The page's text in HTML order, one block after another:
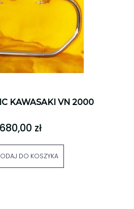
KAWASAKI VN 2000
680,00 zł
DO KOSZYKA